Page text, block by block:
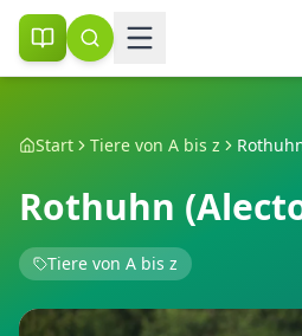
Start Tiere von A bis z
Rothuhn
Tiere von A bis z